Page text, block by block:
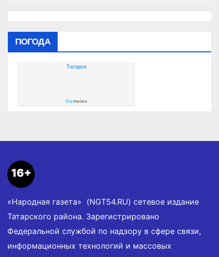
ПОГОДА
Татарск
Gismeteo
16+
«Народная газета» (NGT54.RU) сетевое издание
Татарского района. Зарегистрировано
Федеральной службой по надзору в сфере связи,
информационных технологий и массовых